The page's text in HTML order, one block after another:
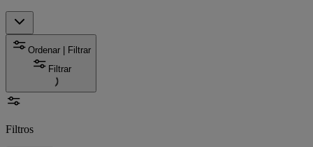
Ordenar | Filtrar
Filtrar
Filtros